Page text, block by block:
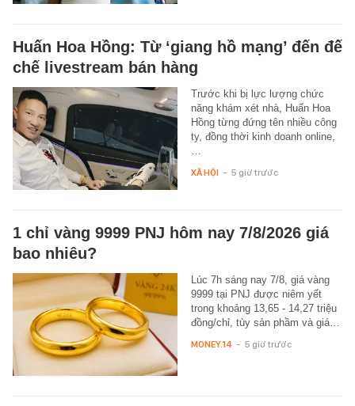
Huấn Hoa Hồng: Từ ‘giang hồ mạng’ đến đế
chế livestream bán hàng
Trước khi bị lực lượng chức
năng khám xét nhà, Huấn Hoa
Hồng từng đứng tên nhiều công
ty, đồng thời kinh doanh online,
XÃ HỘI - 5 giờ trước
1 chỉ vàng 9999 PNJ hôm nay 7/8/2026 giá
bao nhiêu?
Lúc 7h sáng nay 7/8, giá vàng
9999 tại PNJ được niêm yết
trong khoảng 13,65 - 14,27 triệu
đồng/chỉ, tùy sản phầm và giá…
MONEY.14 - 5 giờ trước